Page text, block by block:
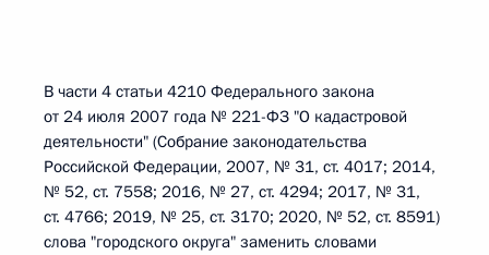
В части 4 статьи 4210 Федерального закона
от 24 июля 2007 года № 221-ФЗ "О кадастровой
деятельности" (Собрание законодательства
Российской Федерации, 2007, № 31, ст. 4017; 2014,
№ 52, ст. 7558; 2016, № 27, ст. 4294; 2017, № 31,
ст. 4766; 2019, № 25, ст. 3170; 2020, № 52, ст. 8591)
слова "городского округа" заменить словами